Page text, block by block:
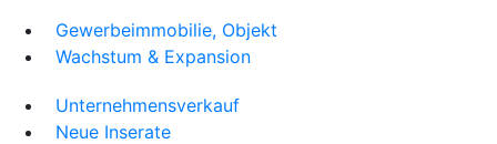
Gewerbeimmobilie, Objekt
Wachstum & Expansion
Unternehmensverkauf
Neue Inserate